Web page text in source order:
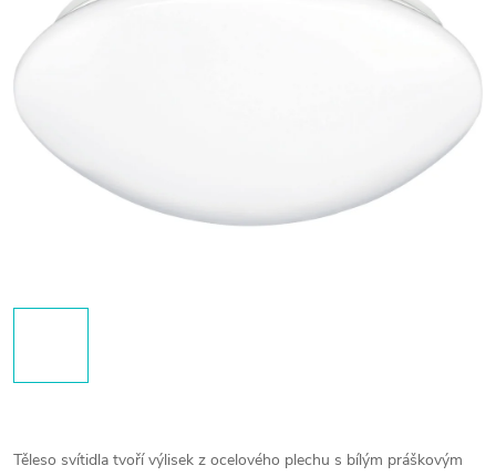
Těleso svítidla tvoří výlisek z ocelového plechu s bílým práškovým